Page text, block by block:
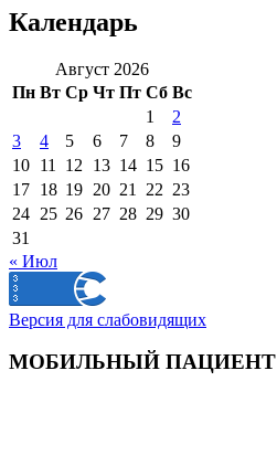
Календарь
Август 2026
Пн Вт Ср Чт Пт Сб Вс
1
2
3
4 5 6 7 8
9
10 11 12 13 14 15 16
17 18 19 20 21 22 23
24 25 26 27 28 29 30
31
« Июл
Версия для слабовидящих
МОБИЛЬНЫЙ ПАЦИЕНТ